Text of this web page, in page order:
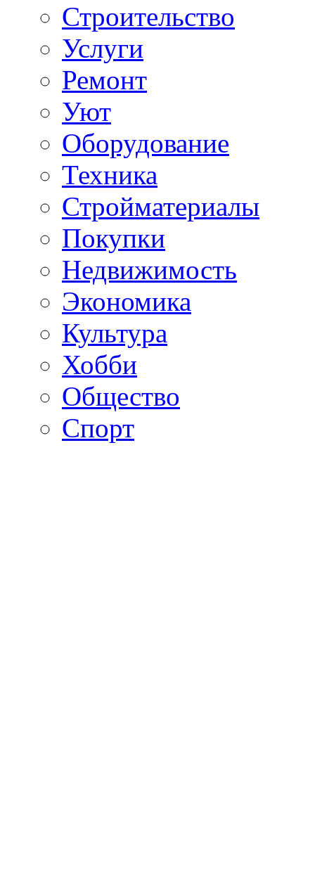
Строительство
Услуги
Ремонт
Уют
Оборудование
Техника
Стройматериалы
Покупки
Недвижимость
Экономика
Культура
Хобби
Общество
Спорт